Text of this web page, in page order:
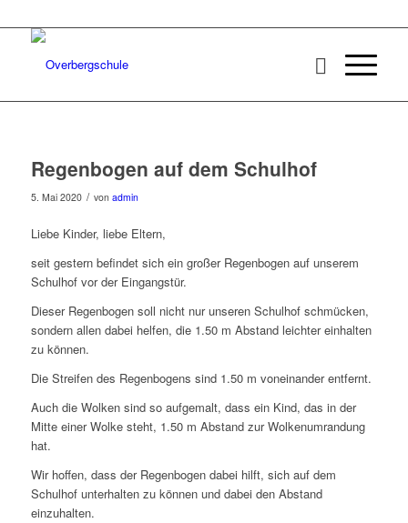
Regenbogen auf dem Schulhof
5. Mai 2020 / von admin
Liebe Kinder, liebe Eltern,
seit gestern befindet sich ein großer Regenbogen auf unserem
Schulhof vor der Eingangstür.
Dieser Regenbogen soll nicht nur unseren Schulhof schmücken,
sondern allen dabei helfen, die 1.50 m Abstand leichter einhalten
zu können.
Die Streifen des Regenbogens sind 1.50 m voneinander entfernt.
Auch die Wolken sind so aufgemalt, dass ein Kind, das in der
Mitte einer Wolke steht, 1.50 m Abstand zur Wolkenumrandung
hat.
Wir hoffen, dass der Regenbogen dabei hilft, sich auf dem
Schulhof unterhalten zu können und dabei den Abstand
einzuhalten.